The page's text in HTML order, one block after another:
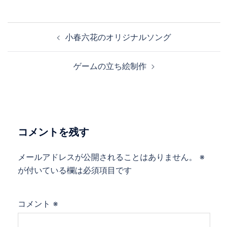
ナ
ョ
小春六花のオリジナルソング
ゲームの立ち絵制作
コメントを残す
メールアドレスが公開されることはありません。
※
が付いている欄は必須項目です
コメント ※